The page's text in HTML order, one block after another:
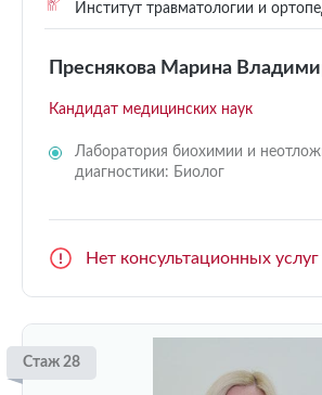
Институт травматологии и
Преснякова Марина
Кандидат медицинских наук
Лаборатория биохимии и
диагностики: Биолог
Нет консультационных услуг
Стаж 28